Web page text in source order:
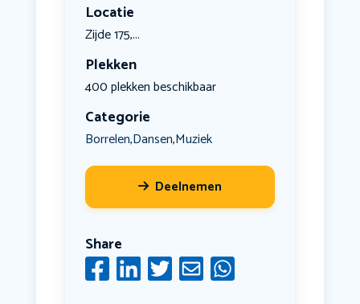
Locatie
Zijde 175,...
Plekken
400 plekken beschikbaar
Categorie
Borrelen,Dansen,Muziek
Deelnemen
Share